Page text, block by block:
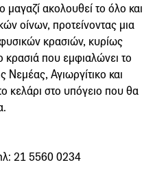
μαγαζί ακολουθεί το όλο και
οίνων, προτείνοντας μια
κρασιών, κυρίως
κρασιά που εμφιαλώνει το
Αγιωργίτικο και
κελάρι στο υπόγειο που θα
21 5560 0234